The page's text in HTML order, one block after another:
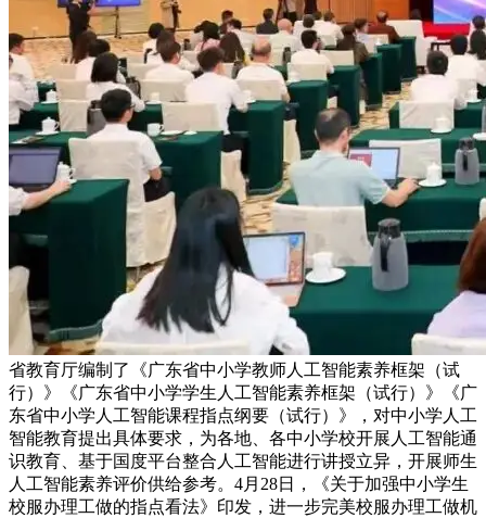
省教育厅编制了《广东省中小学教师人工智能素养框架（试
行）》《广东省中小学学生人工智能素养框架（试行）》《广
东省中小学人工智能课程指点纲要（试行）》，对中小学人工
智能教育提出具体要求，为各地、各中小学校开展人工智能通
识教育、基于国度平台整合人工智能进行讲授立异，开展师生
人工智能素养评价供给参考。4月28日，《关于加强中小学生
校服办理工做的指点看法》印发，进一步完美校服办理工做机